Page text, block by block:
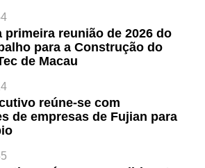
primeira reunião de 2026 do
para a Construção do
de Macau
reúne-se com
de empresas de Fujian para